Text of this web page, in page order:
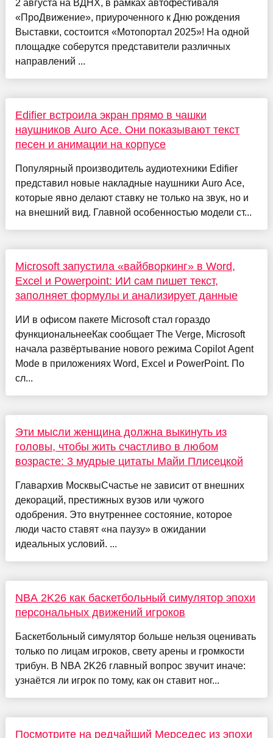
2 августа на ВДНХ, в рамках автофестиваля
«ПроДвижение», приуроченного к Дню рождения
Выставки, состоится «Мотопортал 2025»! На одной
площадке соберутся представители различных
направлений ...
Edifier встроила экран прямо в чашки
наушников Auro Ace. Они показывают текст
песен и анимации на корпусе
Популярный производитель аудиотехники Edifier
представил новые накладные наушники Auro Ace,
которые явно делают ставку не только на звук, но и
на внешний вид. Главной особенностью модели ст...
Microsoft запустила «вайбворкинг» в Word,
Excel и Powerpoint: ИИ сам пишет текст,
заполняет формулы и анализирует данные
ИИ в офисом пакете Microsoft стал гораздо
функциональнееКак сообщает The Verge, Microsoft
начала развёртывание нового режима Copilot Agent
Mode в приложениях Word, Excel и PowerPoint. По
сл...
Эти мысли женщина должна выкинуть из
головы, чтобы жить счастливо в любом
возрасте: 3 мудрые цитаты Майи Плисецкой
Главархив МосквыСчастье не зависит от внешних
декораций, престижных вузов или чужого
одобрения. Это внутреннее состояние, которое
люди часто ставят «на паузу» в ожидании
идеальных условий. ...
NBA 2K26 как баскетбольный симулятор эпохи
персональных движений игроков
Баскетбольный симулятор больше нельзя оценивать
только по лицам игроков, свету арены и громкости
трибун. В NBA 2K26 главный вопрос звучит иначе:
узнаётся ли игрок по тому, как он ставит ног...
Посмотрите на редчайший Мерседес из эпохи